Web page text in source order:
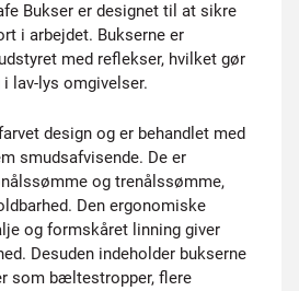
Bukser er designet til at sikre
i arbejdet. Bukserne er
med reflekser, hvilket gør
lav-lys omgivelser.
design og er behandlet med
smudsafvisende. De er
og trenålssømme,
Den ergonomiske
og formskåret linning giver
Desuden indeholder bukserne
som bæltestropper, flere